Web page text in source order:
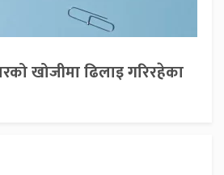
खोजीमा ढिलाइ गरिरहेका